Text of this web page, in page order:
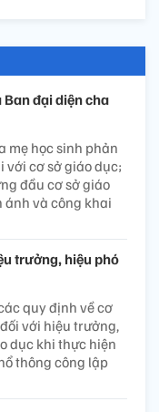
đại diện cha
mẹ học sinh phản
với cơ sở giáo dục;
đầu cơ sở giáo
ánh và công khai
trưởng, hiệu phó
quy định về cơ
với hiệu trưởng,
dục khi thực hiện
thông công lập